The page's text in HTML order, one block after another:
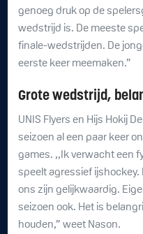
genoeg druk op de
wedstrijd is. De meeste
finale-wedstrijden. De
eerste keer meemaken.”
Grote wedstrijd,
UNIS Flyers en Hijs Hokij
seizoen al een paar keer
games. ,,Ik verwacht een
speelt agressief
ons zijn gelijkwaardig.
seizoen ook. Het is
houden,” weet Nason.